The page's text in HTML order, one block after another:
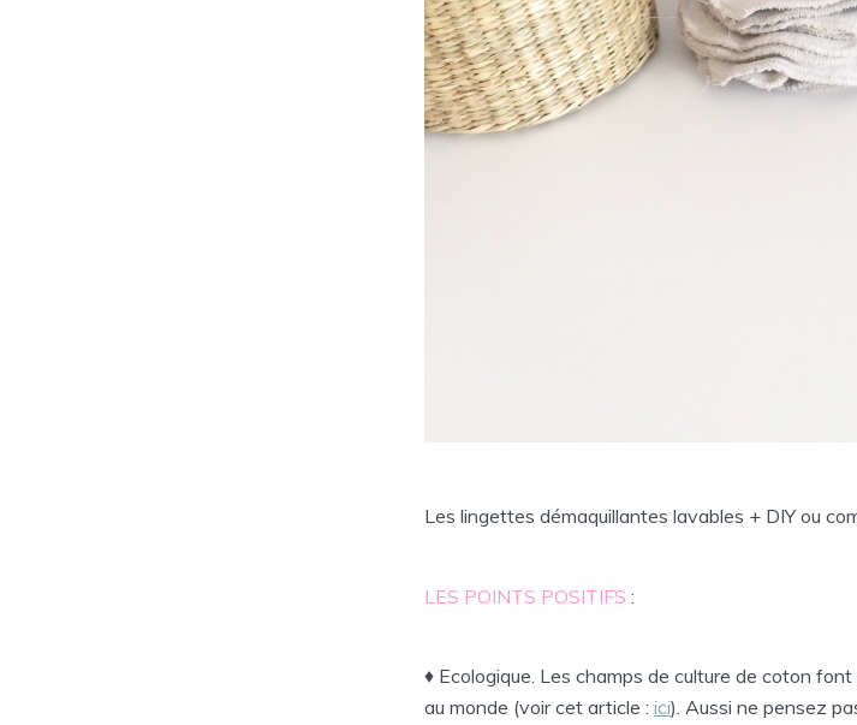
Les lingettes démaquillantes lavables + DIY ou
LES POINTS POSITIFS :
♦ Ecologique. Les champs de culture de coton
au monde (voir cet article : ici). Aussi ne pensez